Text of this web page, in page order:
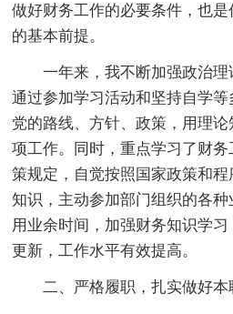
做好财务工作的必要条件，也
的基本前提。
一年来，我不断加强政治理
通过参加学习活动和坚持自学
党的路线、方针、政策，用理
项工作。同时，重点学习了财
策规定，自觉按照国家政策和
知识，主动参加部门组织的各种
用业余时间，加强财务知识学
更新，工作水平有效提高。
二、严格履职，扎实做好本